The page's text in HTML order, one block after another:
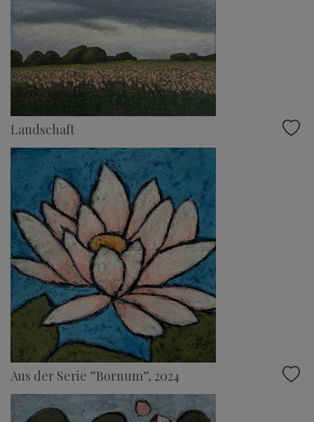
Landschaft
Aus der Serie ”Bornum”, 2024